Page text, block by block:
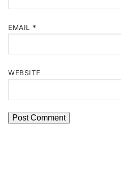
EMAIL *
WEBSITE